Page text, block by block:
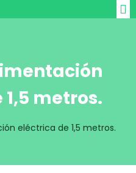
metros.
eléctrica de 1,5 metros.